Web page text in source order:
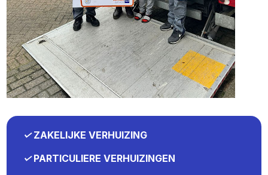
✓ZAKELIJKE VERHUIZING
✓PARTICULIERE VERHUIZINGEN